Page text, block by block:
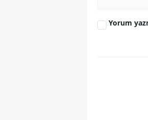
Yorum